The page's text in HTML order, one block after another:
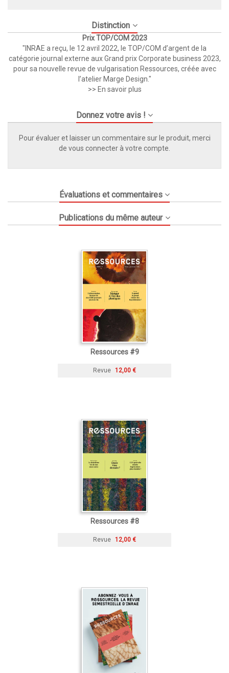
Distinction
Prix TOP/COM 2023
"INRAE a reçu, le 12 avril 2022, le TOP/COM d’argent de la
catégorie journal externe aux Grand prix Corporate business 2023,
pour sa nouvelle revue de vulgarisation Ressources, créée avec
l’atelier Marge Design."
>> En savoir plus
Donnez votre avis !
Pour évaluer et laisser un commentaire sur le produit, merci
de vous connecter à votre compte.
Évaluations et commentaires
Publications du même auteur
Ressources #9
Revue 12,00 €
Ressources #8
Revue 12,00 €